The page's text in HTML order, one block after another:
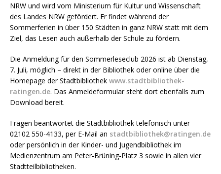
NRW und wird vom Ministerium für Kultur und Wissenschaft
des Landes NRW gefördert. Er findet während der
Sommerferien in über 150 Städten in ganz NRW statt mit dem
Ziel, das Lesen auch außerhalb der Schule zu fördern.
Die Anmeldung für den Sommerleseclub 2026 ist ab Dienstag,
7. Juli, möglich – direkt in der Bibliothek oder online über die
Homepage der Stadtbibliothek www.stadtbibliothek-
ratingen.de. Das Anmeldeformular steht dort ebenfalls zum
Download bereit.
Fragen beantwortet die Stadtbibliothek telefonisch unter
02102 550-4133, per E-Mail an stadtbibliothek@ratingen.de
oder persönlich in der Kinder- und Jugendbibliothek im
Medienzentrum am Peter-Brüning-Platz 3 sowie in allen vier
Stadtteilbibliotheken.